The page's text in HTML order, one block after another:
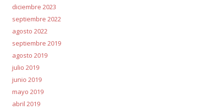
diciembre 2023
septiembre 2022
agosto 2022
septiembre 2019
agosto 2019
julio 2019
junio 2019
mayo 2019
abril 2019